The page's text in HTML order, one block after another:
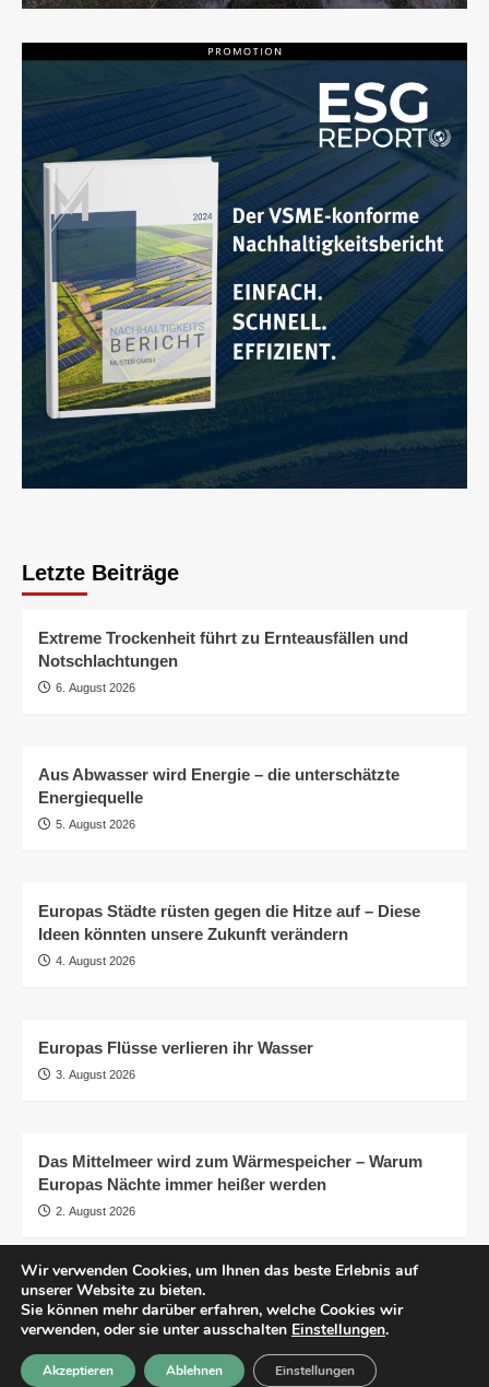
Letzte Beiträge
Extreme Trockenheit führt zu Ernteausfällen und
Notschlachtungen
6. August 2026
Aus Abwasser wird Energie – die unterschätzte
Energiequelle
5. August 2026
Europas Städte rüsten gegen die Hitze auf – Diese
Ideen könnten unsere Zukunft verändern
4. August 2026
Europas Flüsse verlieren ihr Wasser
3. August 2026
Das Mittelmeer wird zum Wärmespeicher – Warum
Europas Nächte immer heißer werden
2. August 2026
AGB Impressum
Transparenz
© pro.earth
Wir verwenden Cookies, um Ihnen das beste Erlebnis auf
unserer Website zu bieten.
Sie können mehr darüber erfahren, welche Cookies wir
verwenden, oder sie unter ausschalten Einstellungen.
Akzeptieren Ablehnen Einstellungen